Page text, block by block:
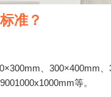
准？
、300×400mm
等。